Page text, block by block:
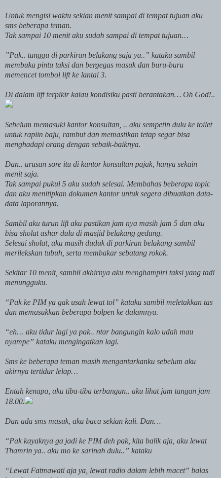
Untuk mengisi waktu sekian menit sampai di tempat tujuan aku
sms beberapa teman.
Tak sampai 10 menit aku sudah sampai di tempat tujuan…
”Pak.. tunggu di parkiran belakang saja ya..” kataku sambil
membuka pintu taksi dan bergegas masuk dan buru-buru
memencet tombol lift ke lantai 3.
Di dalam lift terpikir kalau kondisiku pasti berantakan… Oh God!..
Sebelum memasuki kantor konsultan, .. aku sempetin dulu ke toilet
untuk rapiin baju, rambut dan memastikan tetap segar bisa
menghadapi orang dengan sebaik-baiknya.
Dan.. urusan sore itu di kantor konsultan pajak, hanya sekain
menit saja.
Tak sampai pukul 5 aku sudah selesai. Membahas beberapa topic
dan aku menitipkan dokumen kantor untuk segera dibuatkan data-
data laporannya.
Sambil aku turun lift aku pastikan jam nya masih jam 5 dan aku
bisa sholat ashar dulu di masjid belakang gedung.
Selesai sholat, aku masih duduk di parkiran belakang sambil
merilekskan tubuh, serta membakar sebatang rokok.
Sekitar 10 menit, sambil akhirnya aku menghampiri taksi yang tadi
menungguku.
“Pak ke PIM ya gak usah lewat tol” kataku sambil meletakkan tas
dan memasukkan beberapa bolpen ke dalamnya.
“eh… aku tidur lagi ya pak.. ntar bangungin kalo udah mau
nyampe” kataku mengingatkan lagi.
Sms ke beberapa teman masih mengantarkanku sebelum aku
akirnya tertidur lelap…
Entah kenapa, aku tiba-tiba terbangun.. aku lihat jam tangan jam
18.00.
Dan ada sms masuk, aku baca sekian kali. Dan…
“Pak kayaknya ga jadi ke PIM deh pak, kita balik aja, aku lewat
Thamrin ya.. aku mo ke sarinah dulu..” kataku
“Lewat Fatmawati aja ya, lewat radio dalam lebih macet” balas